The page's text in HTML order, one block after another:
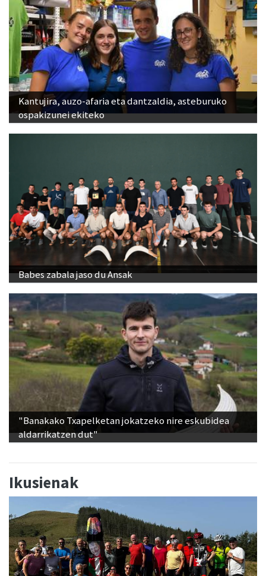
Kantujira, auzo-afaria eta dantzaldia, asteburuko
ospakizunei ekiteko
Babes zabala jaso du Ansak
"Banakako Txapelketan jokatzeko nire eskubidea
aldarrikatzen dut"
Ikusienak